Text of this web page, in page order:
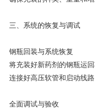
三、系统的恢复与调试
钢瓶回装与系统恢复
将充装好新药剂的钢瓶运
连接好高压软管和启动线路
全面调试与验收